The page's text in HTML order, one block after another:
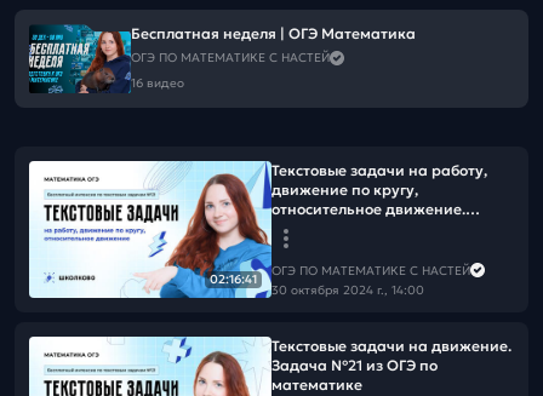
Бесплатная неделя | ОГЭ Математика
ОГЭ ПО МАТЕМАТИКЕ С НАСТЕЙ
16 видео
02:16:41
Текстовые задачи на работу,
движение по кругу,
относительное движение.
Задача №21 из ОГЭ по
математике
ОГЭ ПО МАТЕМАТИКЕ С НАСТЕЙ
30 октября 2024 г., 14:00
Текстовые задачи на движение.
Задача №21 из ОГЭ по
математике